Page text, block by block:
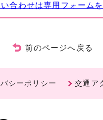
合わせは専用フォームを
前のページへ戻る
シーポリシー 交通ア